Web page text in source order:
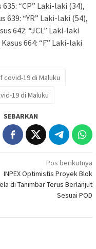
635: “CP” Laki-laki (34),
639: “YR” Laki-laki (54),
642: “JCL” Laki-laki
664: “F” Laki-laki
covid-19 di Maluku
19 di Maluku
SEBARKAN
Pos berikutnya
INPEX Optimistis Proyek Blok
di Tanimbar Terus Berlanjut
Sesuai POD